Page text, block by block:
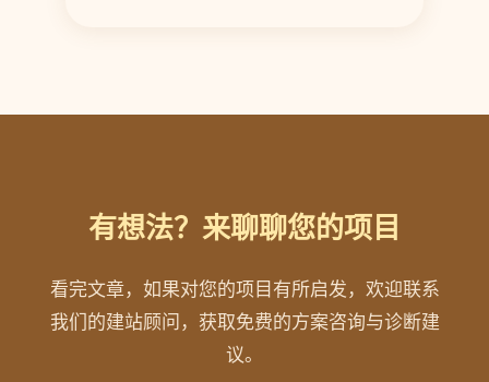
有想法？来聊聊您的项目
看完文章，如果对您的项目有所启发，欢迎联系
我们的建站顾问，获取免费的方案咨询与诊断建
议。